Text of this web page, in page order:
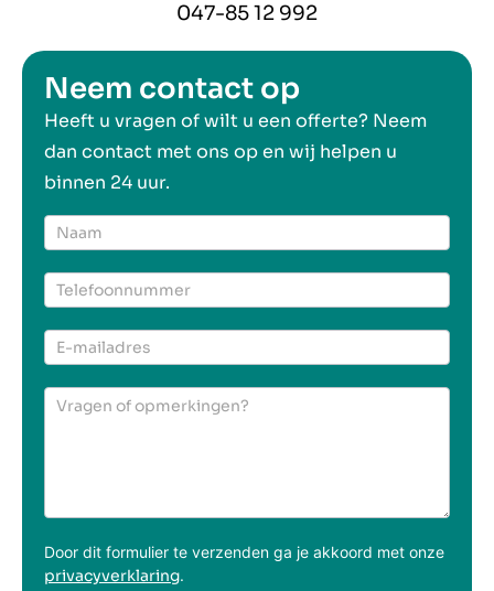
047-85 12 992
Neem contact op
Heeft u vragen of wilt u een offerte? Neem
dan contact met ons op en wij helpen u
binnen 24 uur.
Offerte
particulier
Door dit formulier te verzenden ga je akkoord met onze
privacyverklaring.